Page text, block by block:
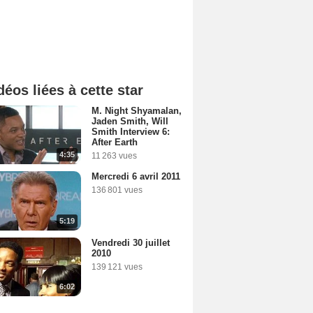
liées à cette star
4:35
M. Night Shyamalan,
Jaden Smith, Will
Smith Interview 6:
After Earth
11 263 vues
5:19
Mercredi 6 avril 2011
136 801 vues
6:02
Vendredi 30 juillet
2010
139 121 vues